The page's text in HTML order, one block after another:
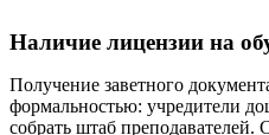
Наличие лицензии на
Получение заветного
формальностью: учредители
собрать штаб преподавателей.